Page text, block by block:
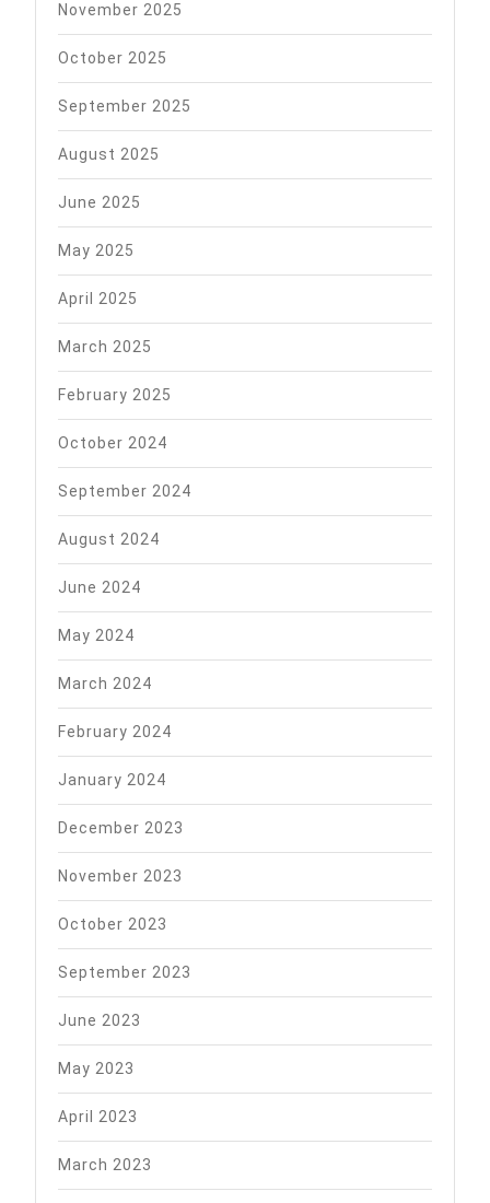
November 2025
October 2025
September 2025
August 2025
June 2025
May 2025
April 2025
March 2025
February 2025
October 2024
September 2024
August 2024
June 2024
May 2024
March 2024
February 2024
January 2024
December 2023
November 2023
October 2023
September 2023
June 2023
May 2023
April 2023
March 2023